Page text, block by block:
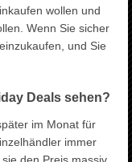
wollen und
Wenn Sie sicher
und Sie
Deals sehen?
im Monat für
immer
den Preis massiv